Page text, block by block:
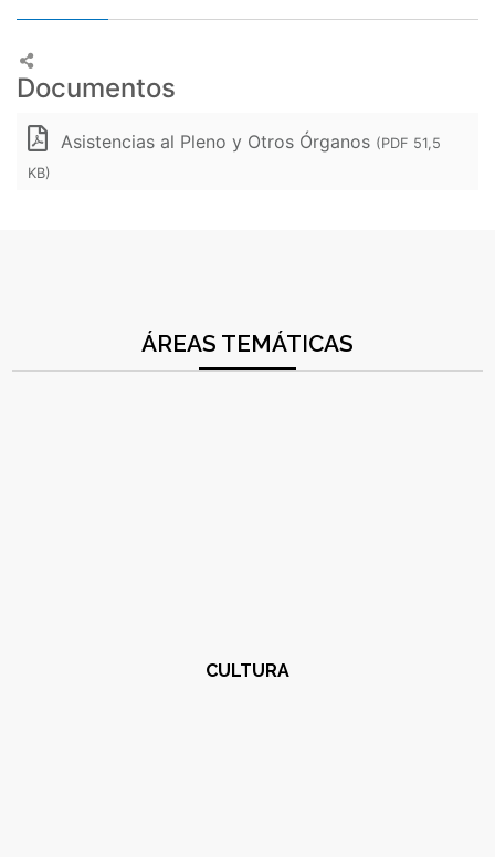
Documentos
Asistencias al Pleno y Otros Órganos (PDF 51,5
KB)
ÁREAS TEMÁTICAS
CULTURA